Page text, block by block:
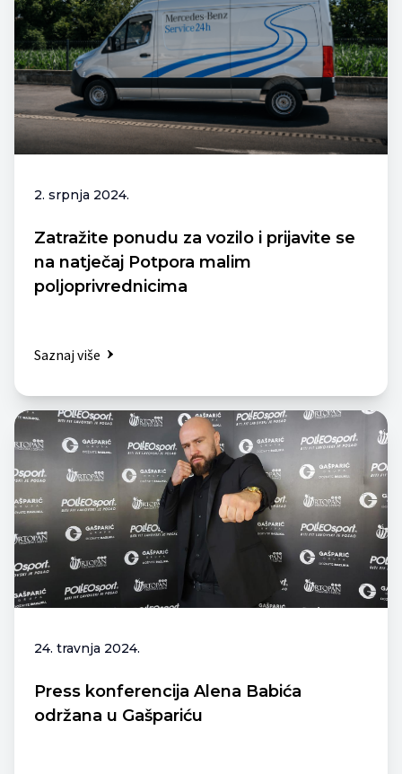
2. srpnja 2024.
Zatražite ponudu za vozilo i prijavite se
na natječaj Potpora malim
poljoprivrednicima
Saznaj više
24. travnja 2024.
Press konferencija Alena Babića
održana u Gašpariću